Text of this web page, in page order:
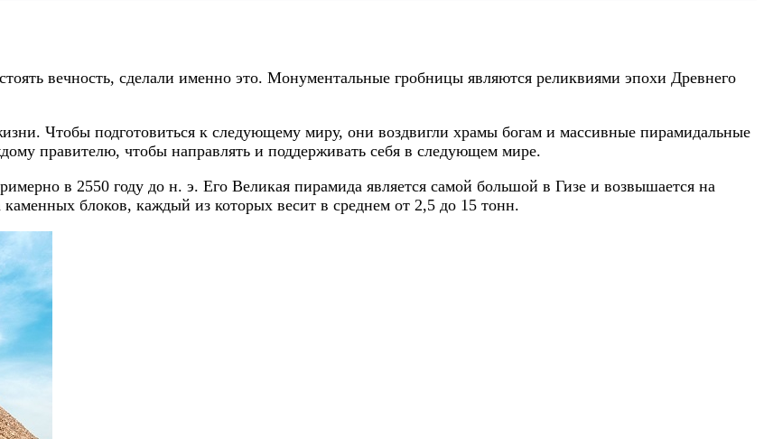
вечность, сделали именно это. Монументальные гробницы являются реликвиями эпохи Древнего
Чтобы подготовиться к следующему миру, они воздвигли храмы богам и массивные пирамидальные
правителю, чтобы направлять и поддерживать себя в следующем мире.
в 2550 году до н. э. Его Великая пирамида является самой большой в Гизе и возвышается на
блоков, каждый из которых весит в среднем от 2,5 до 15 тонн.